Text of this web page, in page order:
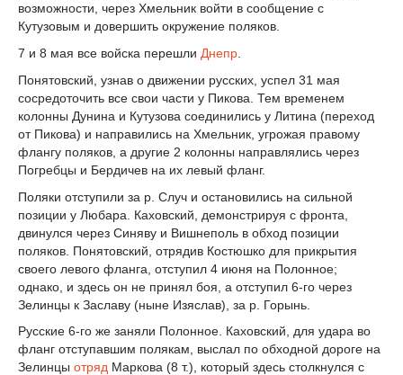
возможности, через Хмельник войти в сообщение с
Кутузовым и довершить окружение поляков.
7 и 8 мая все войска перешли Днепр
Понятовский, узнав о движении русских, успел 31 мая
сосредоточить все свои части у Пикова. Тем временем
колонны Дунина и Кутузова соединились у Литина (переход
от Пикова) и направились на Хмельник, угрожая правому
флангу поляков, а другие 2 колонны направлялись через
Погребцы и Бердичев на их левый фланг.
Поляки отступили за р. Случ и остановились на сильной
позиции у Любара. Каховский, демонстрируя с фронта,
двинулся через Синяву и Вишнеполь в обход позиции
поляков. Понятовский, отрядив Костюшко для прикрытия
своего левого фланга, отступил 4 июня на Полонное;
однако, и здесь он не принял боя, а отступил 6-го через
Зелинцы к Заславу (ныне Изяслав), за р. Горынь.
Русские 6-го же заняли Полонное. Каховский, для удара во
фланг отступавшим полякам, выслал по обходной дороге на
Зелинцы отряд Маркова (8 т.), который здесь столкнулся с